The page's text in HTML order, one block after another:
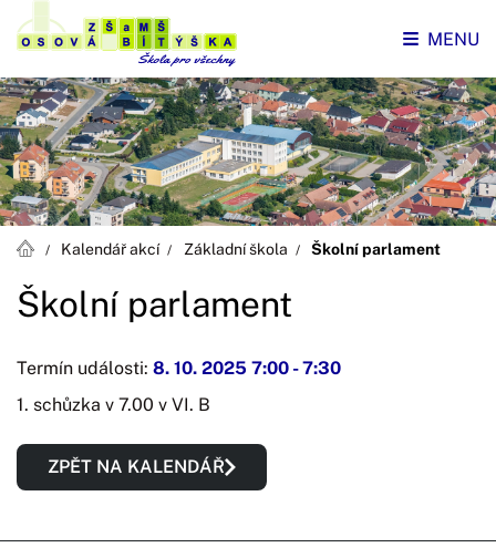
MENU
Kalendář akcí Základní škola Školní parlament
Školní parlament
Termín události: 8. 10. 2025 7:00 -7:30
1. schůzka v 7.00 v VI. B
ZPĚT NA KALENDÁŘ